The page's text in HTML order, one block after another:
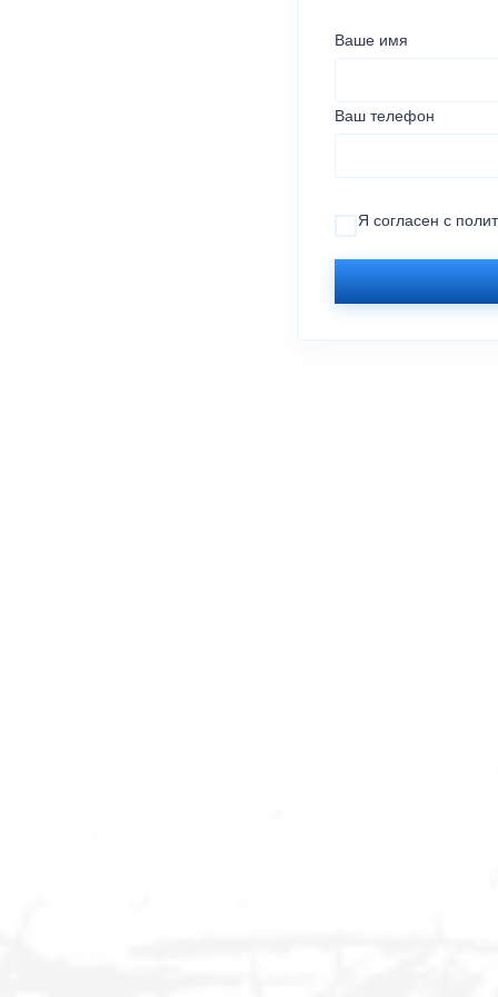
Ваше имя
Ваш телефон
Я согласен с